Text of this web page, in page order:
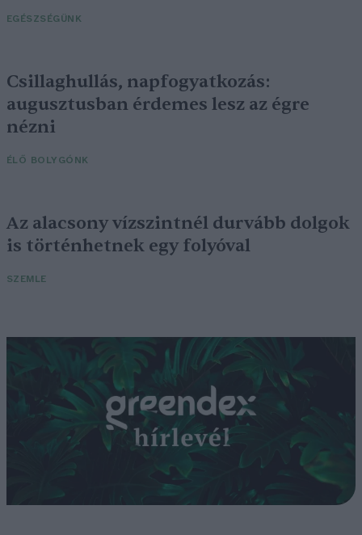
EGÉSZSÉGÜNK
Csillaghullás, napfogyatkozás:
augusztusban érdemes lesz az égre
nézni
ÉLŐ BOLYGÓNK
Az alacsony vízszintnél durvább dolgok
is történhetnek egy folyóval
SZEMLE